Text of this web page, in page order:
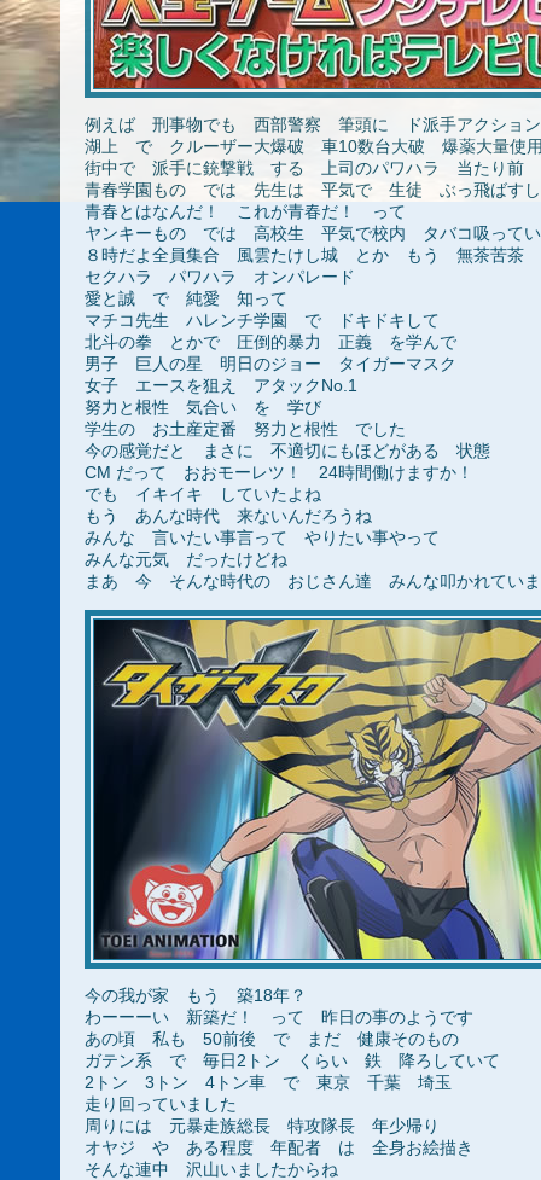
例えば 刑事物でも 西部警察 筆頭に ド派手アクション
湖上 で クルーザー大爆破 車10数台大破 爆薬大量使
街中で 派手に銃撃戦 する 上司のパワハラ 当たり前
青春学園もの では 先生は 平気で 生徒 ぶっ飛ばすし
青春とはなんだ！ これが青春だ！ って
ヤンキーもの では 高校生 平気で校内 タバコ吸ってい
８時だよ全員集合 風雲たけし城 とか もう 無茶苦茶
セクハラ パワハラ オンパレード
愛と誠 で 純愛 知って
マチコ先生 ハレンチ学園 で ドキドキして
北斗の拳 とかで 圧倒的暴力 正義 を学んで
男子 巨人の星 明日のジョー タイガーマスク
女子 エースを狙え アタックNo.1
努力と根性 気合い を 学び
学生の お土産定番 努力と根性 でした
今の感覚だと まさに 不適切にもほどがある 状態
CM だって おおモーレツ！ 24時間働けますか！
でも イキイキ していたよね
もう あんな時代 来ないんだろうね
みんな 言いたい事言って やりたい事やって
みんな元気 だったけどね
まあ 今 そんな時代の おじさん達 みんな叩かれていま
今の我が家 もう 築18年？
わーーーい 新築だ！ って 昨日の事のようです
あの頃 私も 50前後 で まだ 健康そのもの
ガテン系 で 毎日2トン くらい 鉄 降ろしていて
2トン 3トン 4トン車 で 東京 千葉 埼玉
走り回っていました
周りには 元暴走族総長 特攻隊長 年少帰り
オヤジ や ある程度 年配者 は 全身お絵描き
そんな連中 沢山いましたからね